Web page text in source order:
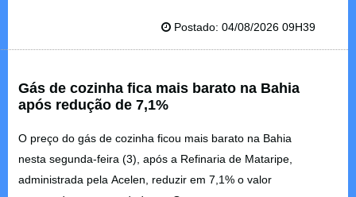
Postado: 04/08/2026 09H39
Gás de cozinha fica mais barato na Bahia
após redução de 7,1%
O preço do gás de cozinha ficou mais barato na Bahia
nesta segunda-feira (3), após a Refinaria de Mataripe,
administrada pela Acelen, reduzir em 7,1% o valor